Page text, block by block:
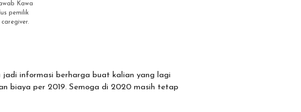
Kawa
pemilik
jadi informasi berharga buat kalian yang lagi
biaya per 2019. Semoga di 2020 masih tetap